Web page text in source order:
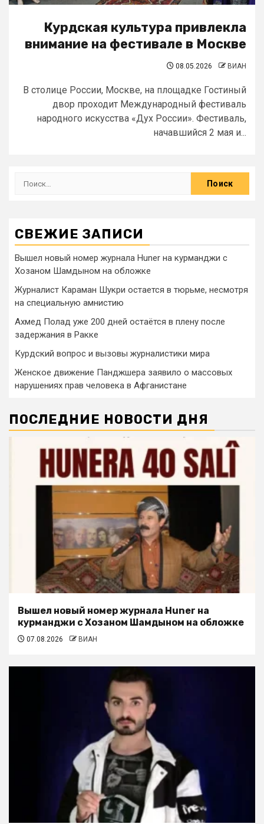
Курдская культура привлекла
внимание на фестивале в Москве
08.05.2026 ВИАН
В столице России, Москве, на площадке Гостиный
двор проходит Международный фестиваль
народного искусства «Дух России». Фестиваль,
начавшийся 2 мая и...
СВЕЖИЕ ЗАПИСИ
Вышел новый номер журнала Huner на курманджи с
Хозаном Шамдыном на обложке
Журналист Караман Шукри остается в тюрьме, несмотря
на специальную амнистию
Ахмед Полад уже 200 дней остаётся в плену после
задержания в Ракке
Курдский вопрос и вызовы журналистики мира
Женское движение Панджшера заявило о массовых
нарушениях прав человека в Афганистане
ПОСЛЕДНИЕ НОВОСТИ ДНЯ
Вышел новый номер журнала Huner на
курманджи с Хозаном Шамдыном на обложке
07.08.2026 ВИАН